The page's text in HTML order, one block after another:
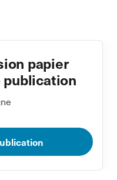
papier